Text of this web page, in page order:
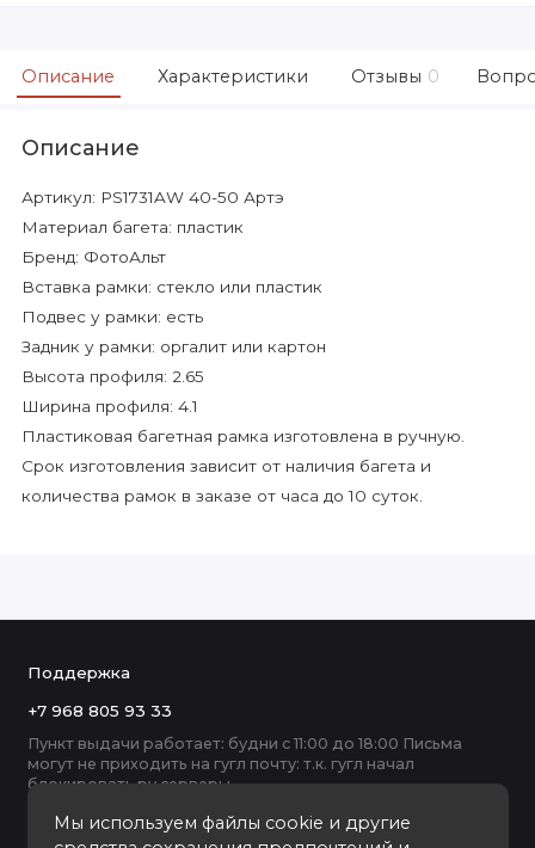
Описание Характеристики Отзывы 0
Описание
Артикул: PS1731AW 40-50 Артэ
Материал багета: пластик
Бренд: ФотоАльт
Вставка рамки: стекло или пластик
Подвес у рамки: есть
Задник у рамки: оргалит или картон
Высота профиля: 2.65
Ширина профиля: 4.1
Пластиковая багетная рамка изготовлена в ручную.
Срок изготовления зависит от наличия багета и
количества рамок в заказе от часа до 10 суток.
Мы используем файлы cookie и другие
Поддержка
+7 968 805 93 33
Пункт выдачи работает: будни с 11:00 до 18:00 Письма
могут не приходить на гугл почту: т.к. гугл начал
блокировать ру серверы